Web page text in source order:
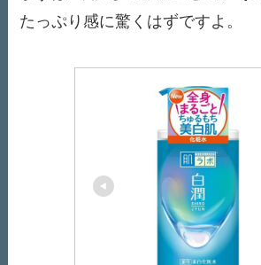
たっぷり感に驚くはずですよ。